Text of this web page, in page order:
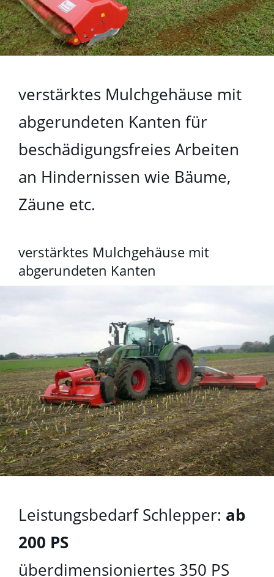
verstärktes Mulchgehäuse mit
abgerundeten Kanten für
beschädigungsfreies Arbeiten
an Hindernissen wie Bäume,
Zäune etc.
verstärktes Mulchgehäuse mit
abgerundeten Kanten
Leistungsbedarf Schlepper: ab
200 PS
überdimensioniertes 350 PS